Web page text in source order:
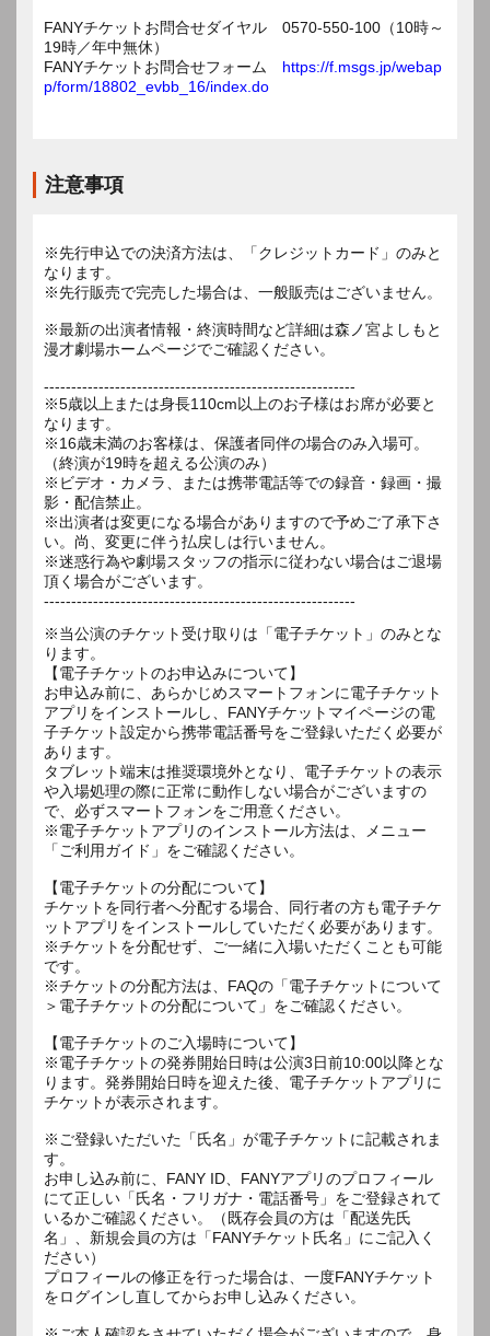
FANYチケットお問合せダイヤル 0570-550-100（10時～
19時／年中無休）
FANYチケットお問合せフォーム https://f.msgs.jp/webap
p/form/18802_evbb_16/index.do
注意事項
※先行申込での決済方法は、「クレジットカード」のみと
なります。
※先行販売で完売した場合は、一般販売はございません。
※最新の出演者情報・終演時間など詳細は森ノ宮よしもと
漫才劇場ホームページでご確認ください。
---------------------------------------------------------
※5歳以上または身長110cm以上のお子様はお席が必要と
なります。
※16歳未満のお客様は、保護者同伴の場合のみ入場可。
（終演が19時を超える公演のみ）
※ビデオ・カメラ、または携帯電話等での録音・録画・撮
影・配信禁止。
※出演者は変更になる場合がありますので予めご了承下さ
い。尚、変更に伴う払戻しは行いません。
※迷惑行為や劇場スタッフの指示に従わない場合はご退場
頂く場合がございます。
---------------------------------------------------------
※当公演のチケット受け取りは「電子チケット」のみとな
ります。
【電子チケットのお申込みについて】
お申込み前に、あらかじめスマートフォンに電子チケット
アプリをインストールし、FANYチケットマイページの電
子チケット設定から携帯電話番号をご登録いただく必要が
あります。
タブレット端末は推奨環境外となり、電子チケットの表示
や入場処理の際に正常に動作しない場合がございますの
で、必ずスマートフォンをご用意ください。
※電子チケットアプリのインストール方法は、メニュー
「ご利用ガイド」をご確認ください。
【電子チケットの分配について】
チケットを同行者へ分配する場合、同行者の方も電子チケ
ットアプリをインストールしていただく必要があります。
※チケットを分配せず、ご一緒に入場いただくことも可能
です。
※チケットの分配方法は、FAQの「電子チケットについて
＞電子チケットの分配について」をご確認ください。
【電子チケットのご入場時について】
※電子チケットの発券開始日時は公演3日前10:00以降とな
ります。発券開始日時を迎えた後、電子チケットアプリに
チケットが表示されます。
※ご登録いただいた「氏名」が電子チケットに記載されま
す。
お申し込み前に、FANY ID、FANYアプリのプロフィール
にて正しい「氏名・フリガナ・電話番号」をご登録されて
いるかご確認ください。（既存会員の方は「配送先氏
名」、新規会員の方は「FANYチケット氏名」にご記入く
ださい）
プロフィールの修正を行った場合は、一度FANYチケット
をログインし直してからお申し込みください。